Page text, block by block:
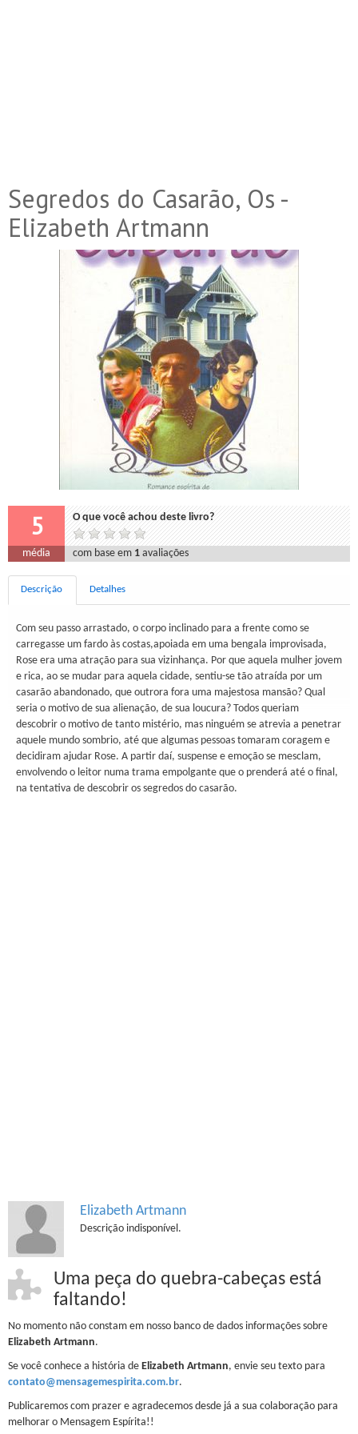
Segredos do Casarão, Os -
Elizabeth Artmann
5 O que você achou deste livro?
média com base em 1 avaliações
Descrição Detalhes
Com seu passo arrastado, o corpo inclinado para a frente como se
carregasse um fardo às costas,apoiada em uma bengala improvisada,
Rose era uma atração para sua vizinhança. Por que aquela mulher jovem
e rica, ao se mudar para aquela cidade, sentiu-se tão atraída por um
casarão abandonado, que outrora fora uma majestosa mansão? Qual
seria o motivo de sua alienação, de sua loucura? Todos queriam
descobrir o motivo de tanto mistério, mas ninguém se atrevia a penetrar
aquele mundo sombrio, até que algumas pessoas tomaram coragem e
decidiram ajudar Rose. A partir daí, suspense e emoção se mesclam,
envolvendo o leitor numa trama empolgante que o prenderá até o final,
na tentativa de descobrir os segredos do casarão.
Elizabeth Artmann
Descrição indisponível.
Uma peça do quebra-cabeças está
faltando!
No momento não constam em nosso banco de dados informações sobre
Elizabeth Artmann.
Se você conhece a história de Elizabeth Artmann, envie seu texto para
contato@mensagemespirita.com.br.
Publicaremos com prazer e agradecemos desde já a sua colaboração para
melhorar o Mensagem Espírita!!